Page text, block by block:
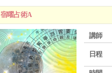
宿曜占術A
講師
日程